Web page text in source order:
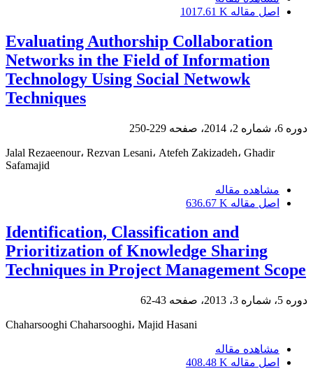
اصل مقاله 1017.61 K
Evaluating Authorship Collaboration
Networks in the Field of Information
Technology Using Social Netwowk
Techniques
دوره 6، شماره 2، 2014، صفحه 229-250
Jalal Rezaeenour، Rezvan Lesani، Atefeh Zakizadeh، Ghadir
Safamajid
مشاهده مقاله
اصل مقاله 636.67 K
Identification, Classification and
Prioritization of Knowledge Sharing
Techniques in Project Management Scope
دوره 5، شماره 3، 2013، صفحه 43-62
Chaharsooghi Chaharsooghi، Majid Hasani
مشاهده مقاله
اصل مقاله 408.48 K